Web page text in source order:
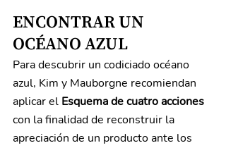
ENCONTRAR UN
OCÉANO AZUL
Para descubrir un codiciado océano
azul, Kim y Mauborgne recomiendan
aplicar el Esquema de cuatro acciones
con la finalidad de reconstruir la
apreciación de un producto ante los